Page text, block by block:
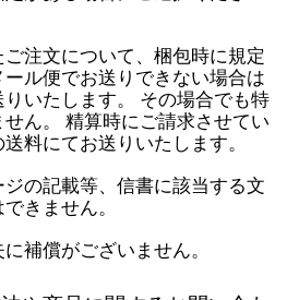
注文について、梱包時に規定
ル便でお送りできない場合は
いたします。 その場合でも特
ん。 精算時にご請求させてい
料にてお送りいたします。
の記載等、信書に該当する文
きません。
補償がございません。